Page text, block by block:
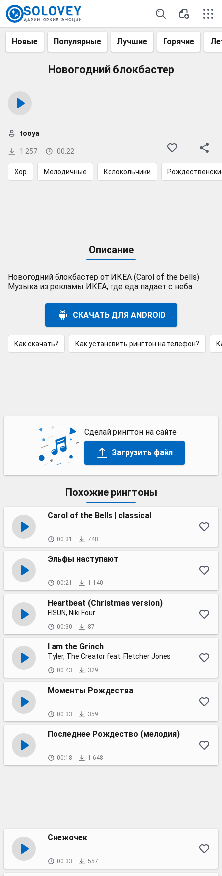
Новые Популярные Лучшие Горячие
Новогодний блокбастер
1 257 00:22
tooya
Хор Мелодичные Колокольчики
Описание
Новогодний блокбастер от ИКЕА (Carol of the bells)
Музыка из рекламы ИКЕА, где еда падает с неба
СКАЧАТЬ ДЛЯ ANDROID
Как скачать? Как установить рингтон на телефон?
Сделай рингтон на сайте
Загрузить файл
Похожие рингтоны
Carol of the Bells | classical
00:31 748
Эльфы наступают
00:21 1 140
Heartbeat (Christmas version)
FISUN, Niki Four
00:30 87
I am the Grinch
Tyler, The Creator feat. Fletcher Jones
00:43 329
Моменты Рождества
00:33 359
Последнее Рождество (мелодия)
00:18 1 648
Снежочек
00:33 557